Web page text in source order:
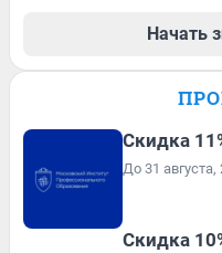
Начать
Скидка
До 31 августа,
Скидка